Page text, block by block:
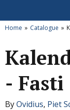
Home Catalogue
- Fasti
ByOvidius, Piet